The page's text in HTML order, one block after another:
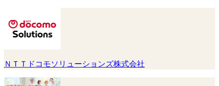
ＮＴＴドコモソリューションズ株式会社